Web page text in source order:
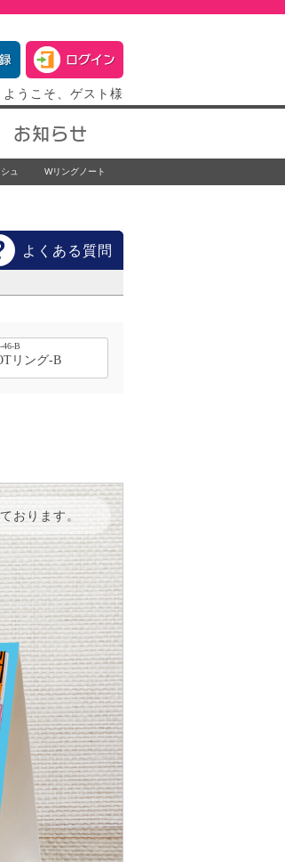
ュ Wリングノート
ようこそ、ゲスト様
お知らせ
よくある質問
46-B
リング-B
おります。